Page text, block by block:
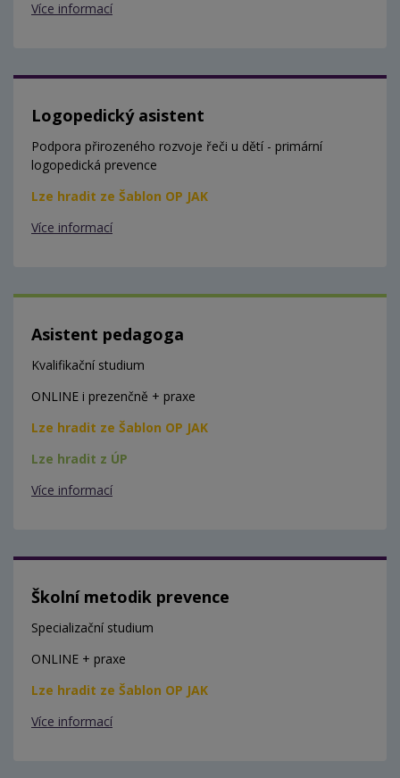
Více informací
Logopedický asistent
Podpora přirozeného rozvoje řeči u dětí - primární
logopedická prevence
Lze hradit ze Šablon OP JAK
Více informací
Asistent pedagoga
Kvalifikační studium
ONLINE i prezenčně + praxe
Lze hradit ze Šablon OP JAK
Lze hradit z ÚP
Více informací
Školní metodik prevence
Specializační studium
ONLINE + praxe
Lze hradit ze Šablon OP JAK
Více informací